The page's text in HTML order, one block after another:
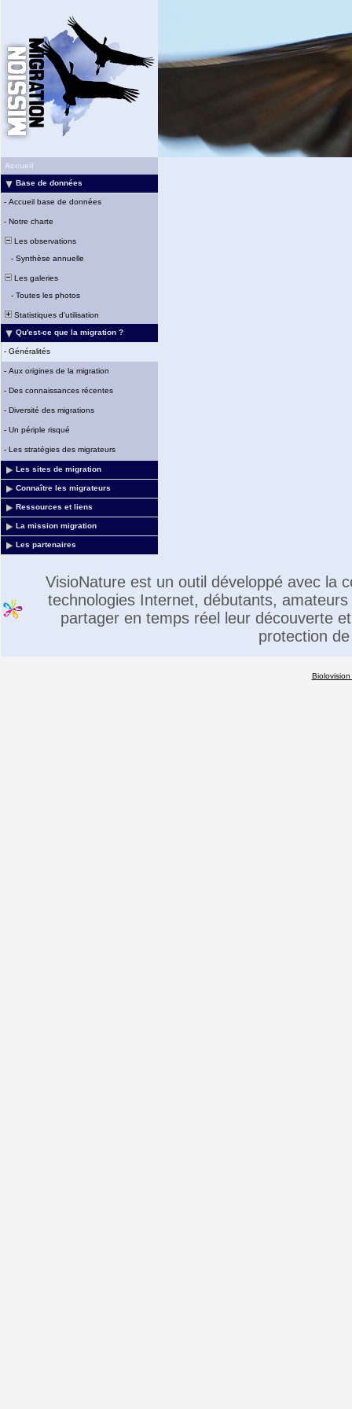
Accueil
Base de données
- Accueil base de données
- Notre charte
Les observations
- Synthèse annuelle
Les galeries
- Toutes les photos
Statistiques d'utilisation
Qu'est-ce que la migration ?
- Généralités
- Aux origines de la migration
- Des connaissances récentes
- Diversité des migrations
- Un périple risqué
- Les stratégies des migrateurs
Les sites de migration
Connaître les migrateurs
Ressources et liens
La mission migration
Les partenaires
VisioNature est un outil développé avec la
technologies Internet, débutants,
partager en temps réel leur découverte
protection
Biolovision